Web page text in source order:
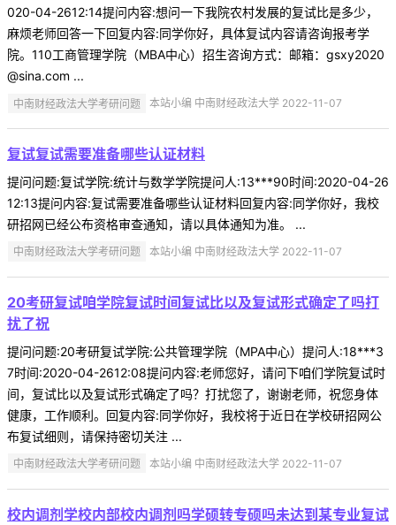
020-04-2612:14提问内容:想问一下我院农村发展的复试比是多少，
麻烦老师回答一下回复内容:同学你好，具体复试内容请咨询报考学
院。110工商管理学院（MBA中心）招生咨询方式：邮箱：gsxy2020
@sina.com ...
中南财经政法大学考研问题 本站小编 中南财经政法大学 2022-11-07
复试复试需要准备哪些认证材料
提问问题:复试学院:统计与数学学院提问人:13***90时间:2020-04-26
12:13提问内容:复试需要准备哪些认证材料回复内容:同学你好，我校
研招网已经公布资格审查通知，请以具体通知为准。 ...
中南财经政法大学考研问题 本站小编 中南财经政法大学 2022-11-07
20考研复试咱学院复试时间复试比以及复试形式确定了吗打
扰了祝
提问问题:20考研复试学院:公共管理学院（MPA中心）提问人:18***3
7时间:2020-04-2612:08提问内容:老师您好，请问下咱们学院复试时
间，复试比以及复试形式确定了吗？打扰您了，谢谢老师，祝您身体
健康，工作顺利。回复内容:同学你好，我校将于近日在学校研招网公
布复试细则，请保持密切关注 ...
中南财经政法大学考研问题 本站小编 中南财经政法大学 2022-11-07
校内调剂学校内部校内调剂吗学硕转专硕吗未达到某专业复试